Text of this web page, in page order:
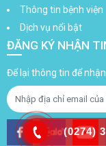
Thông tin bệnh viện
Dịch vụ nổi bật
ĐĂNG KÝ NHẬN
Để lại thông tin để
(0274)